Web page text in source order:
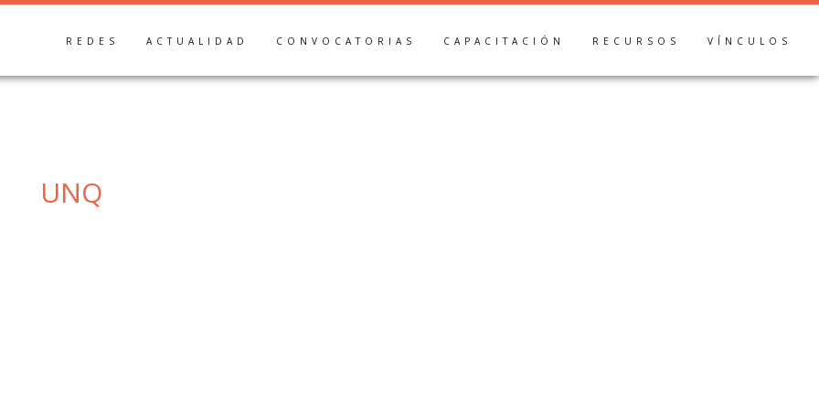
REDES ACTUALIDAD CONVOCATORIAS CAPACITACIÓN RECURSOS VÍNCULOS
UNQ